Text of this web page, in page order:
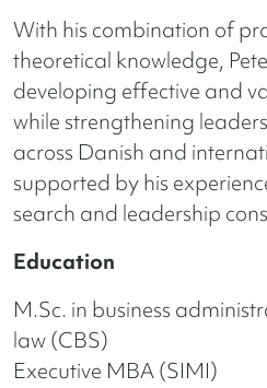
With his combination of
theoretical knowledge,
developing effective and
while strengthening
across Danish and
supported by his
search and leadership
Education
M.Sc. in business
law (CBS)
Executive MBA (SIMI)